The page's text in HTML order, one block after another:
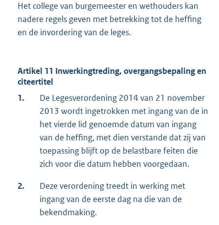
Het college van burgemeester en wethouders kan
nadere regels geven met betrekking tot de heffing
en de invordering van de leges.
Artikel 11 Inwerkingtreding, overgangsbepaling en
citeertitel
1.
De Legesverordening 2014 van 21 november
2013 wordt ingetrokken met ingang van de in
het vierde lid genoemde datum van ingang
van de heffing, met dien verstande dat zij van
toepassing blijft op de belastbare feiten die
zich voor die datum hebben voorgedaan.
2.
Deze verordening treedt in werking met
ingang van de eerste dag na die van de
bekendmaking.